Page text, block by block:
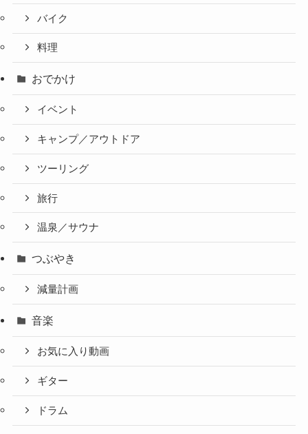
バイク
料理
おでかけ
イベント
キャンプ／アウトドア
ツーリング
旅行
温泉／サウナ
つぶやき
減量計画
音楽
お気に入り動画
ギター
ドラム